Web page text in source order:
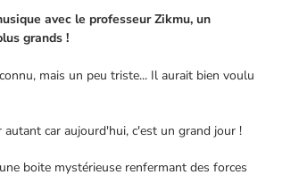
avec le professeur Zikmu, un
grands !
mais un peu triste... Il aurait bien voulu
car aujourd'hui, c'est un grand jour !
boite mystérieuse renfermant des forces